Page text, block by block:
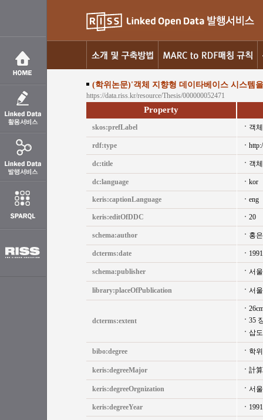
(학위논문)'객체 지향형 데이타베이스 시스템
https://data.riss.kr/resource/Thesis/000000052471
Property
skos:prefLabel 객
rdf:type
dc:title 객
dc:language kor
keris:captionLanguage eng
keris:editOfDDC 20
schema:author 홍
dcterms:date 1991
schema:publisher 서
library:placeOfPublication 서울
dcterms:extent
35
삽도
bibo:degree 학
keris:degreeMajor 計
keris:degreeOrgnization 서
keris:degreeYear 1991